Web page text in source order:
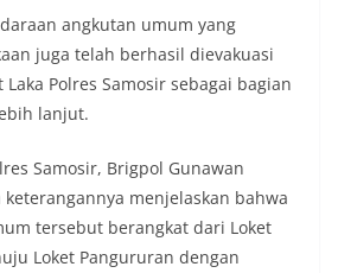
Gram Barang Bukti
Sekda Medan Sarankan Jhon Ester
Dievaluasi
Infrastruktur Kota Medan,
Perkuat Sinergi dengan
angkutan umum yang
juga telah berhasil dievakuasi
Polres Samosir sebagai bagian
lanjut.
Samosir, Brigpol Gunawan
menjelaskan bahwa
tersebut berangkat dari Loket
Loket Pangururan dengan